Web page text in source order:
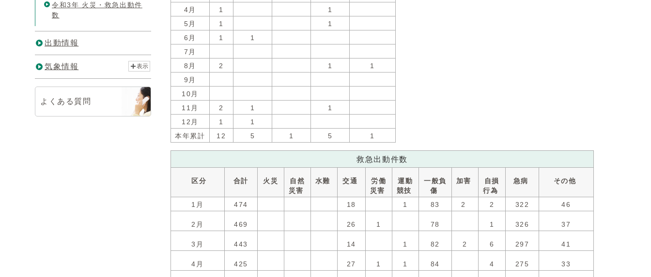
4月
1
1
5月
1
1
6月
1
1
7月
8月
2 1
1
9月
10月
11月
2 1
1
12月
1
1
本年累計
12 5 1 5 1
救急出動件数
区分 合計 火災
自然
災害
水難 交通
労働
災害
運動
競技
一般負
傷
加害
自損
行為
急病 その他
1月 474 18 1 83 2 2 322 46
2月 469 26 1 78 1 326 37
3月 443 14 1 82 2 6 297 41
4月 425 27 1 1 84 4 275 33
令和3年 火災・救急出動件
数
出動情報
気象情報 表示
よくある質問